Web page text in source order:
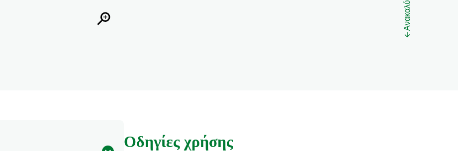
Οδηγίες χρήσης